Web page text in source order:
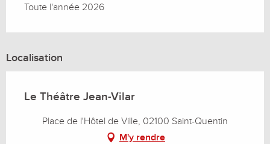
Toute l'année 2026
Localisation
Le Théâtre Jean-Vilar
Place de l'Hôtel de Ville, 02100 Saint-Quentin
M'y rendre